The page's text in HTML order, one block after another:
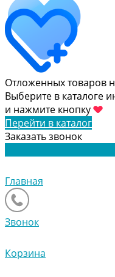
Отложенных товаров
Выберите в каталоге
и нажмите кнопку
Перейти в каталог
Заказать звонок
Главная
Звонок
Корзина